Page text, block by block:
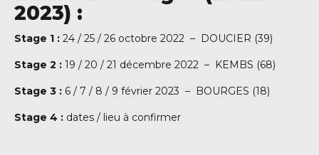
2023) :
Stage 1 : 24 / 25 / 26 octobre 2022 – DOUCIER (39)
Stage 2 : 19 / 20 / 21 décembre 2022 – KEMBS (68)
Stage 3 : 6 / 7 / 8 / 9 février 2023 – BOURGES (18)
Stage 4 : dates / lieu à confirmer